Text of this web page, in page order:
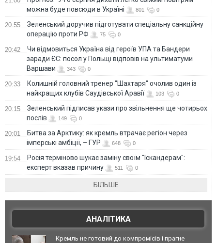
можна буде повсюди в Україні
801 0
20:55
Зеленський доручив підготувати спеціальну санкційну
операцію проти РФ
75 0
20:42
Чи відмовиться Україна від героїв УПА та Бандери
заради ЄС: посол у Польщі відповів на ультиматуми
Варшави
343 0
20:33
Колишній головний тренер "Шахтаря" очолив один із
найкращих клубів Саудівської Аравії
103 0
20:15
Зеленський підписав укази про звільнення ще чотирьох
послів
149 0
20:01
Битва за Арктику: як кремль втрачає регіон через
імперські амбіції, – ГУР
648 0
19:54
Росія терміново шукає заміну своїм "Іскандерам":
експерт вказав причину
511 0
БІЛЬШЕ
АНАЛІТИКА
Кремль не готовий до компромісів і прагне